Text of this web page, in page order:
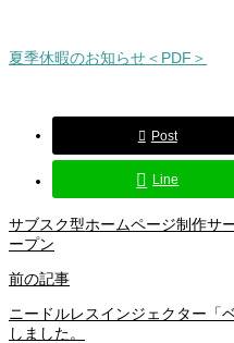
夏季休暇のお知らせ＜PDF＞
Post
Line
サブスク型ホームページ制作サ
ープン
前の記事
ニードルレスインジェクター「
しました。